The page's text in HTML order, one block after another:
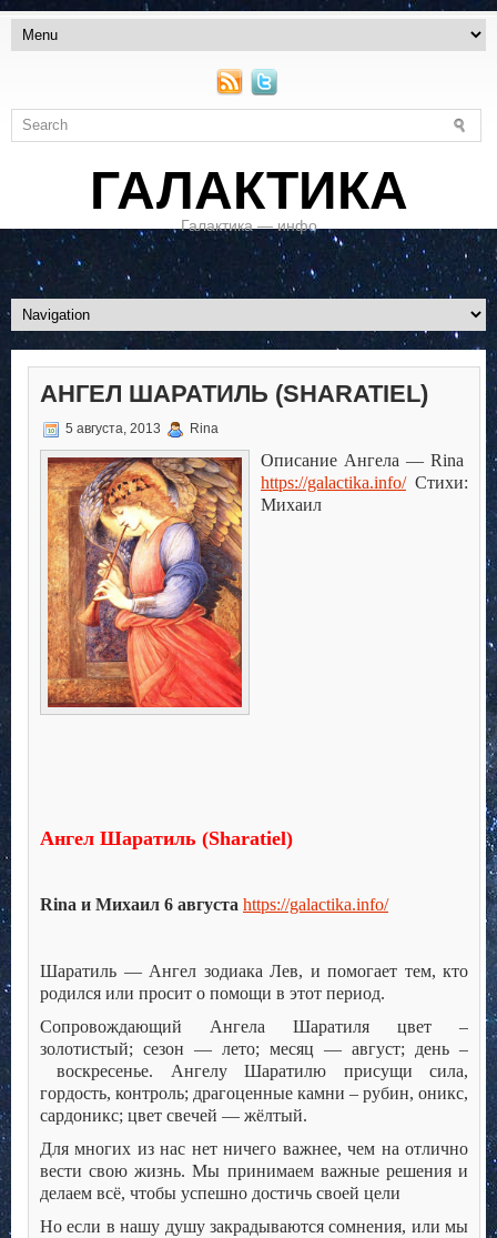
ГАЛАКТИКА
Галактика — инфо
АНГЕЛ ШАРАТИЛЬ (SHARATIEL)
5 августа, 2013 Rina
Описание Ангела — Rina
https://galactika.info/Стихи:
Михаил
Ангел Шаратиль (Sharatiel)
Rina и Михаил 6 августа https://galactika.info/
Шаратиль — Ангел зодиака Лев, и помогает тем, кто
родился или просит о помощи в этот период.
Сопровождающий Ангела Шаратиля цвет –
золотистый; сезон — лето; месяц — август; день –
воскресенье. Ангелу Шаратилю присущи сила,
гордость, контроль; драгоценные камни – рубин, оникс,
сардоникс; цвет свечей — жёлтый.
Для многих из нас нет ничего важнее, чем на отлично
вести свою жизнь. Мы принимаем важные решения и
делаем всё, чтобы успешно достичь своей цели
Но если в нашу душу закрадываются сомнения, или мы